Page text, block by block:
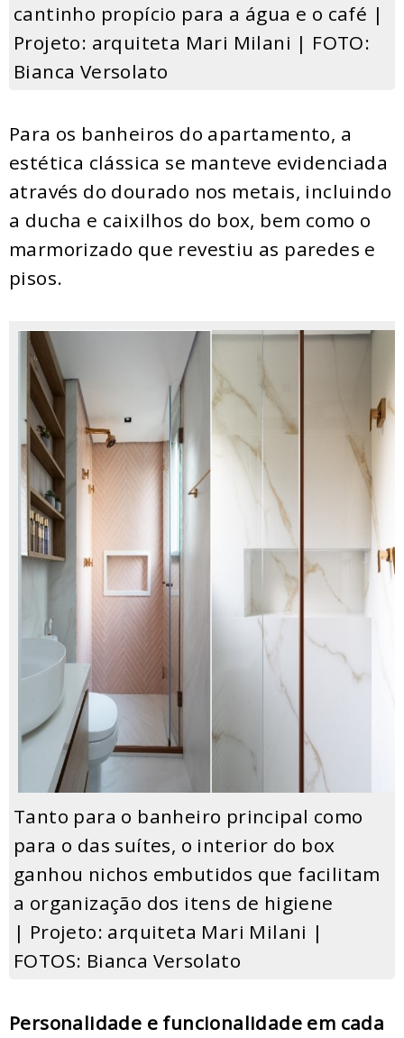
cantinho propício para a água e o café |
Projeto: arquiteta Mari Milani | FOTO:
Bianca Versolato
Para os banheiros do apartamento, a
estética clássica se manteve evidenciada
através do dourado nos metais, incluindo
a ducha e caixilhos do box, bem como o
marmorizado que revestiu as paredes e
pisos.
Tanto para o banheiro principal como
para o das suítes, o interior do box
ganhou nichos embutidos que facilitam
a organização dos itens de higiene
| Projeto: arquiteta Mari Milani |
FOTOS: Bianca Versolato
Personalidade e funcionalidade em cada